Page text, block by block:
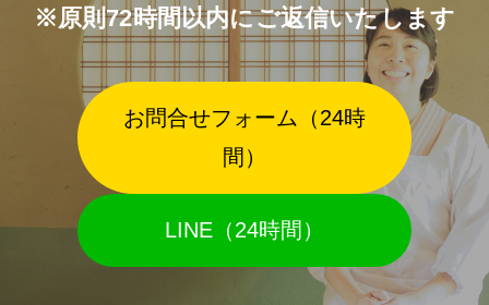
※原則72時間以内にご返信いたします
お問合せフォーム（24時
間）
LINE（24時間）